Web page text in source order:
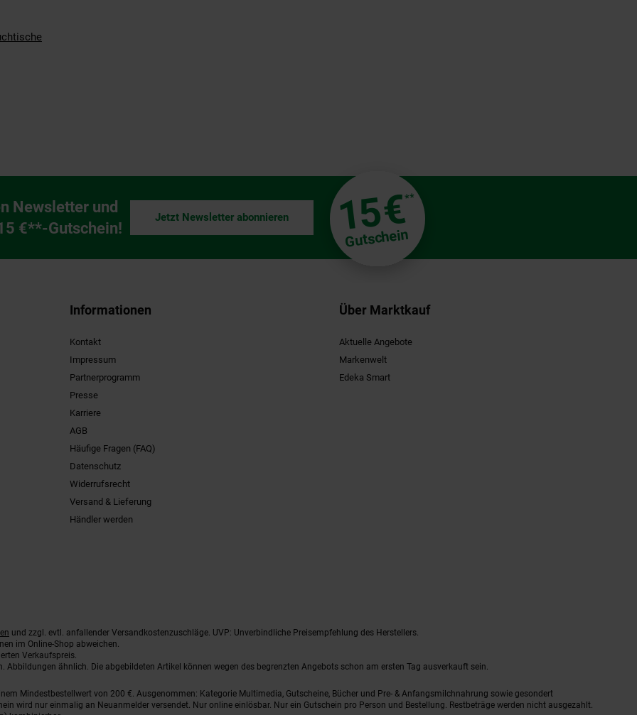
Newsletter und
€**-Gutschein!
15€**
Gutschein
Jetzt Newsletter abonnieren
Informationen
Kontakt
Impressum
Partnerprogramm
Presse
Karriere
AGB
Häufige Fragen (FAQ)
Datenschutz
Widerrufsrecht
Versand & Lieferung
Händler werden
Über Marktkauf
Aktuelle Angebote
Markenwelt
Edeka Smart
und zzgl. evtl. anfallender Versandkostenzuschläge. UVP: Unverbindliche Preisempfehlung des Herstellers.
im Online-Shop abweichen.
Verkaufspreis.
ähnlich. Die abgebildeten Artikel können wegen des begrenzten Angebots schon am ersten Tag ausverkauft sein.
Mindestbestellwert von 200 €. Ausgenommen: Kategorie Multimedia, Gutscheine, Bücher und Pre- & Anfangsmilchnahrung sowie gesondert
wird nur einmalig an Neuanmelder versendet. Nur online einlösbar. Nur ein Gutschein pro Person und Bestellung. Restbeträge werden nicht ausgezahlt.